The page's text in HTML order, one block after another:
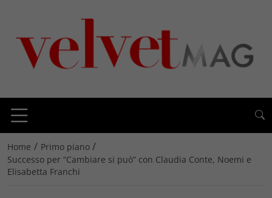
Home / Primo piano /
Successo per “Cambiare si può” con Claudia Conte, Noemi e
Elisabetta Franchi